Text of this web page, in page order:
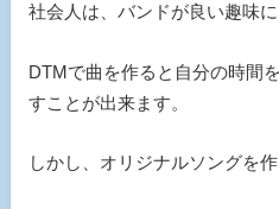
社会人は、バンドが良い趣味
DTMで曲を作ると自分の時間
すことが出来ます。
しかし、オリジナルソングを